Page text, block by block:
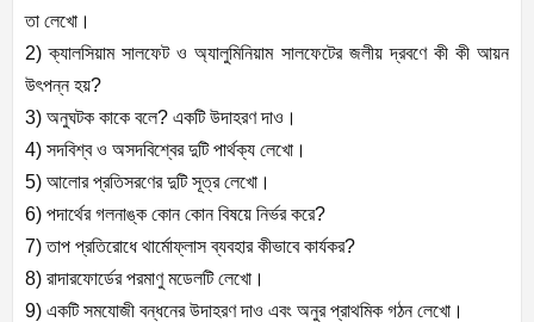
তা লেখো।
2) ক্যালসিয়াম সালফেট ও অ্যালুমিনিয়াম সালফেটের জলীয় দ্রবণে কী কী আয়ন
উৎপন্ন হয়?
3) অনুঘটক কাকে বলে? একটি উদাহরণ দাও।
4) সদবিশ্ব ও অসদবিশ্বের দুটি পার্থক্য লেখো।
5) আলোর প্রতিসরণের দুটি সূত্র লেখো।
6) পদার্থের গলনাঙ্ক কোন কোন বিষয়ে নির্ভর করে?
7) তাপ প্রতিরোধে থার্মোফ্লাস ব্যবহার কীভাবে কার্যকর?
8) রাদারফোর্ডের পরমাণু মডেলটি লেখো।
9) একটি সমযোজী বন্ধনের উদাহরণ দাও এবং অনুর প্রাথমিক গঠন লেখো।